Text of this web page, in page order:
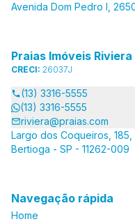
Avenida Dom Pedro I,
Praias Imóveis Riviera
CRECI: 26037J
(13) 3316-5555
(13) 3316-5555
riviera@praias.com
Largo dos Coqueiros, 185,
Bertioga - SP - 11262-009
Navegação rápida
Home